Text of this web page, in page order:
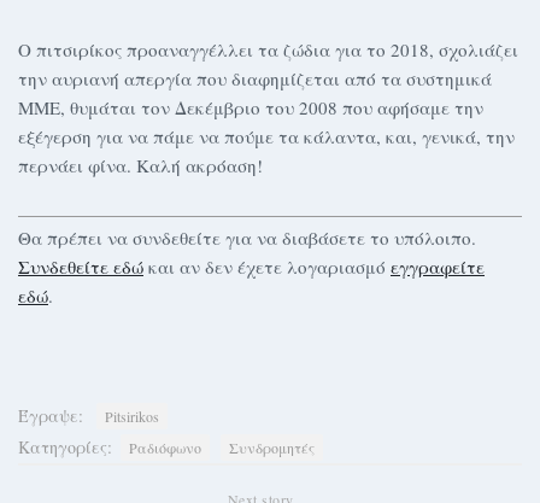
Ο πιτσιρίκος προαναγγέλλει τα ζώδια για το 2018, σχολιάζει
την αυριανή απεργία που διαφημίζεται από τα συστημικά
ΜΜΕ, θυμάται τον Δεκέμβριο του 2008 που αφήσαμε την
εξέγερση για να πάμε να πούμε τα κάλαντα, και, γενικά, την
περνάει φίνα. Καλή ακρόαση!
Θα πρέπει να συνδεθείτε για να διαβάσετε το υπόλοιπο.
Συνδεθείτε εδώ και αν δεν έχετε λογαριασμό εγγραφείτε
εδώ.
Έγραψε: Pitsirikos
Κατηγορίες: Ραδιόφωνο Συνδρομητές